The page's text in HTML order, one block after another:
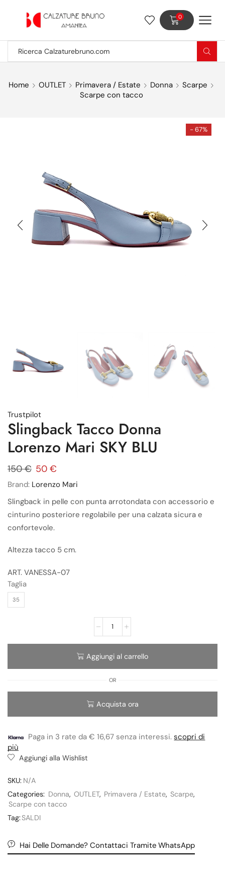
0
Home OUTLET Primavera / Estate Donna
Scarpe
Scarpe con tacco
- 67%
Trustpilot
Slingback Tacco Donna
Lorenzo Mari SKY BLU
150€ 50 €
Brand: Lorenzo Mari
Slingback in pelle con punta arrotondata con accessorio e
cinturino posteriore regolabile per una calzata sicura e
confortevole.
Altezza tacco 5 cm.
ART. VANESSA-07
Taglia
35
Aggiungi al carrello
OR
Acquista ora
Paga in 3 rate da € 16,67 senza interessi.scopri di
più
Aggiungi alla Wishlist
SKU: N/A
Categories: Donna, OUTLET, Primavera / Estate, Scarpe,
Scarpe con tacco
Tag:SALDI
Hai Delle Domande? Contattaci Tramite WhatsApp